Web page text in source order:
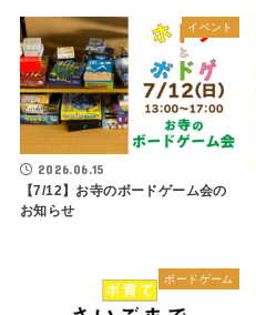
イベント
2026.06.15
【7/12】お寺のボードゲーム会の
お知らせ
ボードゲーム